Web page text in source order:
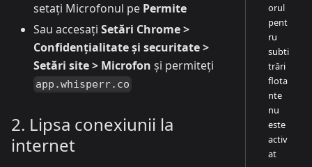
setați Microfonul pe Permite
Sau accesați Setări Chrome >
Confidențialitate și securitate >
Setări site > Microfon și permiteți
app.whisperr.co
2. Lipsa conexiunii la
internet
orul
pent
ru
subti
trări
flota
nte
nu
este
activ
at